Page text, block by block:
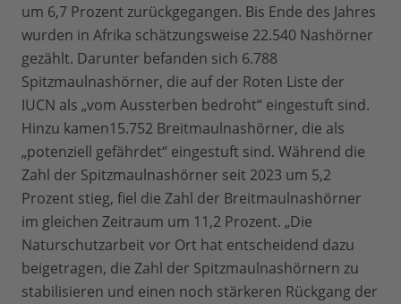
um 6,7 Prozent zurückgegangen. Bis Ende des Jahres
wurden in Afrika schätzungsweise 22.540 Nashörner
gezählt. Darunter befanden sich 6.788
Spitzmaulnashörner, die auf der Roten Liste der
IUCN als „vom Aussterben bedroht“ eingestuft sind.
Hinzu kamen15.752 Breitmaulnashörner, die als
„potenziell gefährdet“ eingestuft sind. Während die
Zahl der Spitzmaulnashörner seit 2023 um 5,2
Prozent stieg, fiel die Zahl der Breitmaulnashörner
im gleichen Zeitraum um 11,2 Prozent. „Die
Naturschutzarbeit vor Ort hat entscheidend dazu
beigetragen, die Zahl der Spitzmaulnashörnern zu
stabilisieren und einen noch stärkeren Rückgang der